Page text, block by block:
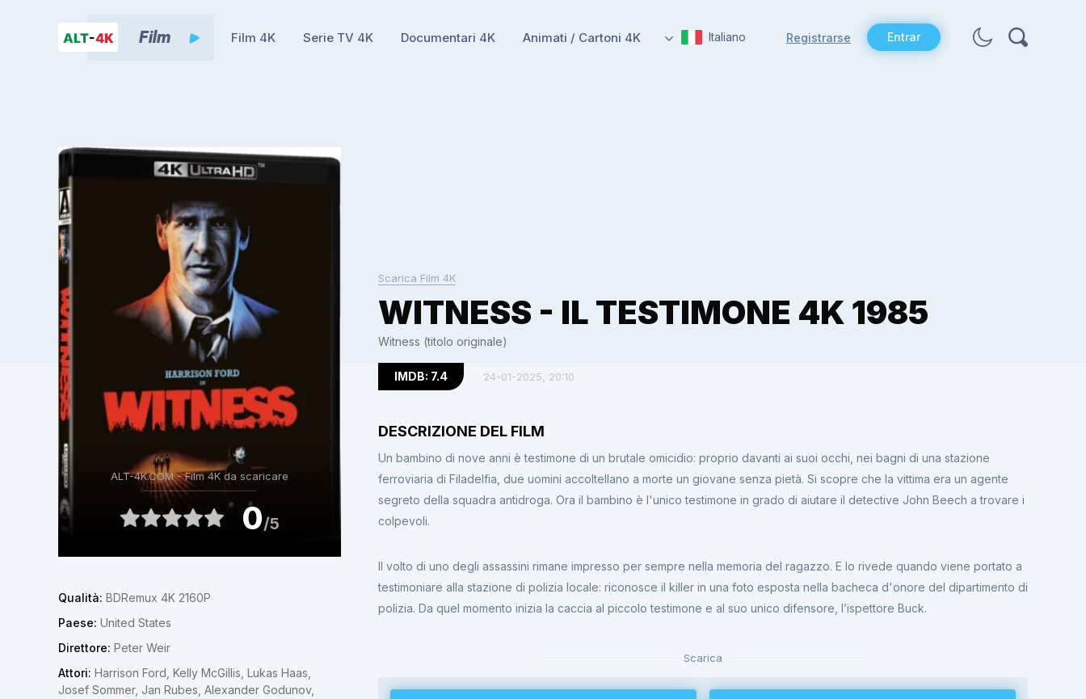
Film 4K Serie TV 4K Documentari 4K Animati / Cartoni 4K Italiano Registrarse Entrar
ALT-4K.COM - Film 4K da scaricare
0/5
Qualità: BDRemux 4K 2160P
Paese: United States
Direttore: Peter Weir
Attori: Harrison Ford, Kelly McGillis, Lukas Haas,
Josef Sommer, Jan Rubes, Alexander Godunov,
Scarica Film 4K
WITNESS - IL TESTIMONE 4K 1985
Witness (titolo originale)
IMDB: 7.4 24-01-2025, 20:10
DESCRIZIONE DEL FILM
Un bambino di nove anni è testimone di un brutale omicidio: proprio davanti ai suoi occhi, nei bagni di una stazione
ferroviaria di Filadelfia, due uomini accoltellano a morte un giovane senza pietà. Si scopre che la vittima era un agente
segreto della squadra antidroga. Ora il bambino è l'unico testimone in grado di aiutare il detective John Beech a trovare i
colpevoli.
Il volto di uno degli assassini rimane impresso per sempre nella memoria del ragazzo. E lo rivede quando viene portato a
testimoniare alla stazione di polizia locale: riconosce il killer in una foto esposta nella bacheca d'onore del dipartimento di
polizia. Da quel momento inizia la caccia al piccolo testimone e al suo unico difensore, l’ispettore Buck.
Scarica